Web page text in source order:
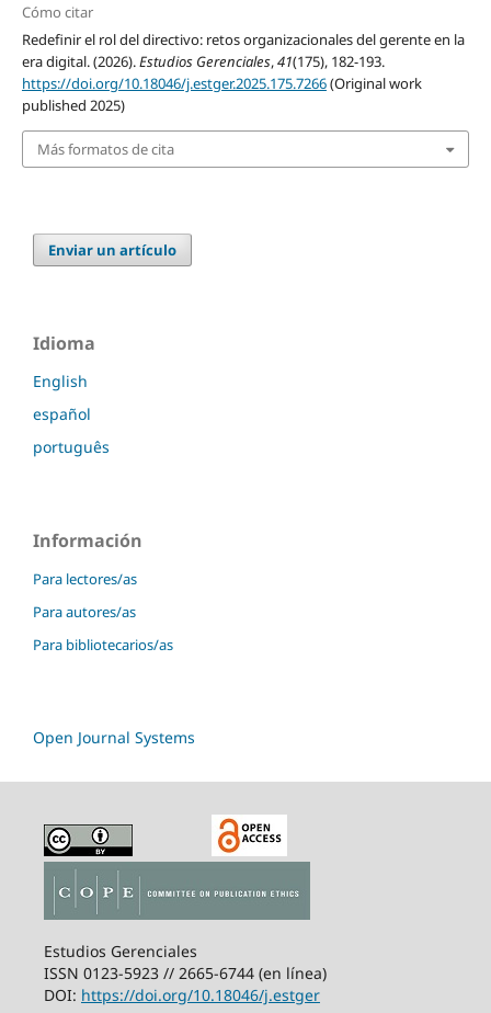
Cómo citar
Redefinir el rol del directivo: retos organizacionales del gerente en la
era digital. (2026).Estudios Gerenciales,41(175), 182-193.
https://doi.org/10.18046/j.estger.2025.175.7266(Original work
published 2025)
Más formatos de cita
Enviar un artículo
Idioma
English
español
português
Información
Para lectores/as
Para autores/as
Para bibliotecarios/as
Open Journal Systems
Estudios Gerenciales
ISSN 0123-5923 // 2665-6744 (en línea)
DOI: https://doi.org/10.18046/j.estger